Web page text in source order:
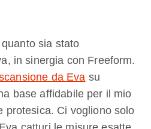
sia stato
in sinergia con Freeform.
da Eva su
base affidabile per il mio
protesica. Ci vogliono solo